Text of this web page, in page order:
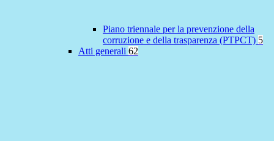
Piano triennale per la prevenzione della
corruzione e della trasparenza (PTPCT) 5
Atti generali 62